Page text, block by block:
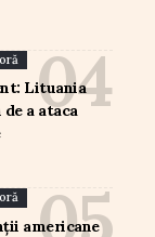
Lituania
a ataca
americane